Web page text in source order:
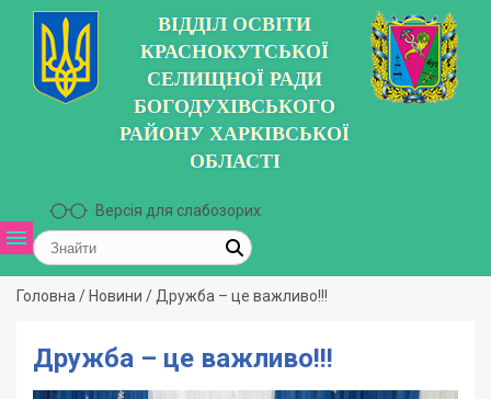
ВІДДІЛ ОСВІТИ
КРАСНОКУТСЬКОЇ
СЕЛИЩНОЇ РАДИ
БОГОДУХІВСЬКОГО
РАЙОНУ ХАРКІВСЬКОЇ
ОБЛАСТІ
Версія для слабозорих
Головна / Новини / Дружба – це важливо!!!
Дружба – це важливо!!!